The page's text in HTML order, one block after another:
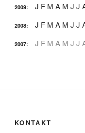
2009: J F M A M J J
2008: J F M A M J J
2007: J F M A M J J
KONTAKT